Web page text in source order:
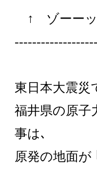
↑ ゾーーッ
東日本大震災
福井県の原子
事は､
原発の地面